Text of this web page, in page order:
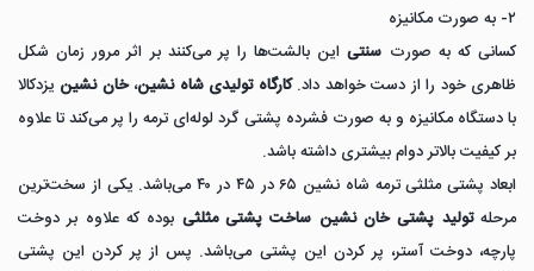
۲- به صورت مکانیزه
کسانی که به صورت سنتی این بالشت‌ها را پر می‌کنند بر اثر مرور زمان شکل
ظاهری خود را از دست خواهد داد. کارگاه تولیدی شاه نشین، خان نشین یزدکالا
با دستگاه مکانیزه و به صورت فشرده پشتی گرد لوله‌ای ترمه را پر می‌کند تا علاوه
بر کیفیت بالاتر دوام بیشتری داشته باشد.
ابعاد پشتی مثلثی ترمه شاه نشین ۶۵ در ۴۵ در ۴۰ می‌باشد. یکی از سخت‌ترین
مرحله تولید پشتی خان نشین ساخت پشتی مثلثی بوده که علاوه بر دوخت
پارچه، دوخت آستر، پر کردن این پشتی می‌باشد. پس از پر کردن این پشتی